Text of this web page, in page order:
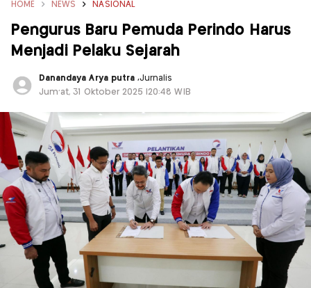
HOME NEWS NASIONAL
Pengurus Baru Pemuda Perindo Harus
Menjadi Pelaku Sejarah
Danandaya Arya putra,Jurnalis
Jum'at, 31 Oktober 2025 |20:48 WIB